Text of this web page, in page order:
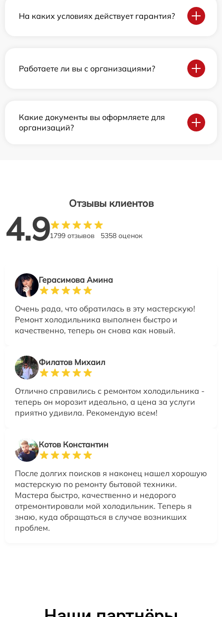
На каких условиях действует гарантия?
Работаете ли вы с организациями?
Какие документы вы оформляете для
организаций?
Отзывы клиентов
4.91799 отзывов 5358 оценок
Герасимова Амина
Очень рада, что обратилась в эту мастерскую!
Ремонт холодильника выполнен быстро и
качественно, теперь он снова как новый.
Филатов Михаил
Отлично справились с ремонтом холодильника -
теперь он морозит идеально, а цена за услуги
приятно удивила. Рекомендую всем!
Котов Константин
После долгих поисков я наконец нашел хорошую
мастерскую по ремонту бытовой техники.
Мастера быстро, качественно и недорого
отремонтировали мой холодильник. Теперь я
знаю, куда обращаться в случае возникших
проблем.